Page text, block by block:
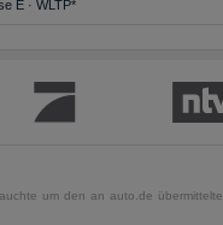
E · WLTP*
um den an auto.de